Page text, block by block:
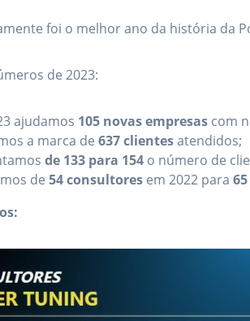
foi o melhor ano da história da
de 2023:
ajudamos 105 novas empresas com
a marca de637 clientesatendidos;
de 133 para 154 o número de
de54 consultores em 2022 para